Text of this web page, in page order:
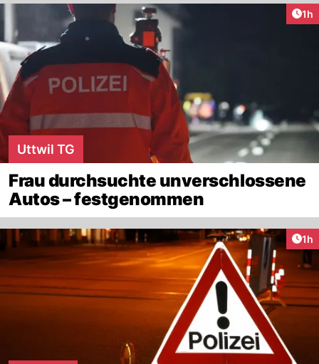
1h
Uttwil TG
Frau durchsuchte unverschlossene
Autos – festgenommen
1h